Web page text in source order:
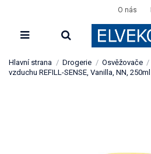
O nás
Hlavní strana Drogerie Osvěžovače
vzduchu REFILL-SENSE, Vanilla, NN, 250ml